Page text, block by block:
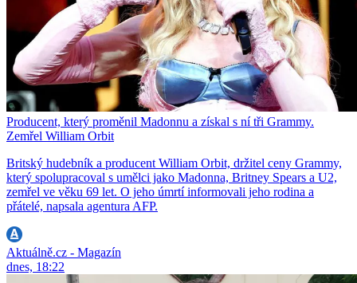
Producent, který proměnil Madonnu a získal s ní tři Grammy.
Zemřel William Orbit
Britský hudebník a producent William Orbit, držitel ceny Grammy,
který spolupracoval s umělci jako Madonna, Britney Spears a U2,
zemřel ve věku 69 let. O jeho úmrtí informovali jeho rodina a
přátelé, napsala agentura AFP.
Aktuálně.cz - Magazín
dnes, 18:22